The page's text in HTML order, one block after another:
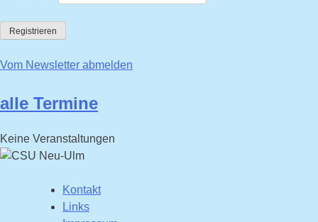
Vom Newsletter abmelden
alle Termine
Keine Veranstaltungen
Kontakt
Links